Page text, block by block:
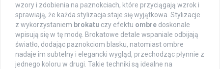
wzory i zdobienia na paznokciach, które przyciągają wzrok i
sprawiają, że każda stylizacja staje się wyjątkowa. Stylizacje
z wykorzystaniem brokatu czy efektu ombre doskonale
wpisują się w tę modę. Brokatowe detale wspaniale odbijają
światło, dodając paznokciom blasku, natomiast ombre
nadaje im subtelny i elegancki wygląd, przechodząc płynnie z
jednego koloru w drugi. Takie techniki są idealne na